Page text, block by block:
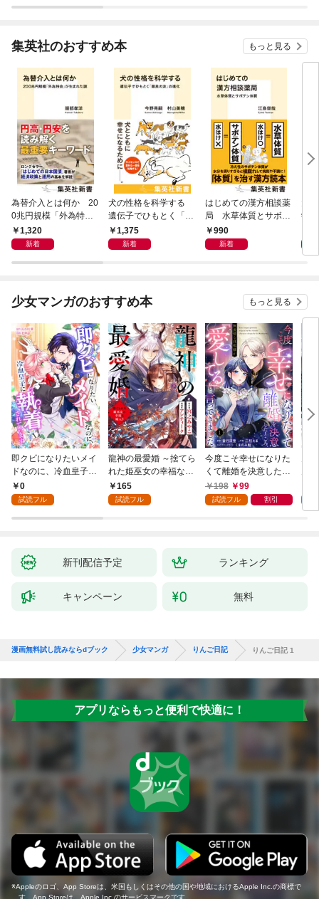
集英社のおすすめ本 もっと見る
為替介入とは何か 20
0兆円規模「外為特
会」が生まれた謎
1,320
新着
犬の性格を科学する
遺伝子でひもとく「最
良の友」の進化
1,375
新着
はじめての漢方相談薬
局 水草体質とサボテ
ン体質
990
新着
学
少女マンガのおすすめ本 もっと見る
即クビになりたいメイ
ドなのに、冷血皇子に
執着されています第1
話
0
試読フル
龍神の最愛婚 ～捨てら
れた姫巫女の幸福な嫁
入り～: 1
165
試読フル
今度こそ幸せになりた
くて離婚を決意したと
ころ、無表情な旦那様
が「愛してる」と言っ
198 99
試読フル 割引
新刊配信予定 ランキング
キャンペーン 無料
漫画無料試し読みならdブック 少女マンガ りんご日記 りんご日記 1
アプリならもっと便利で快適に！
Appleのロゴ、App Storeは、米国もしくはその他の国や地域におけるApple Inc.の商標で
す。App Storeは、Apple Inc.のサービスマークです。